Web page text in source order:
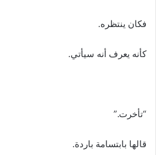
فكان ينتظره.
كأنه يعرف أنه سيأتي.
“تأخرت.”
قالها بابتسامة باردة.